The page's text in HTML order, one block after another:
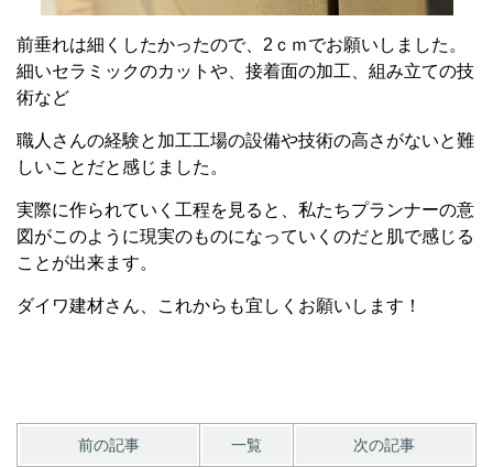
前垂れは細くしたかったので、2ｃｍでお願いしました。
細いセラミックのカットや、接着面の加工、組み立ての技
術など
職人さんの経験と加工工場の設備や技術の高さがないと難
しいことだと感じました。
実際に作られていく工程を見ると、私たちプランナーの意
図がこのように現実のものになっていくのだと肌で感じる
ことが出来ます。
ダイワ建材さん、これからも宜しくお願いします！
前の記事 一覧 次の記事